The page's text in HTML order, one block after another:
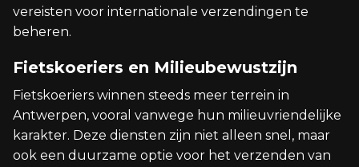
vereisten voor internationale verzendingen te
beheren.
Fietskoeriers en Milieubewustzijn
Fietskoeriers winnen steeds meer terrein in
Antwerpen, vooral vanwege hun milieuvriendelijke
karakter. Deze diensten zijn niet alleen snel, maar
ook een duurzame optie voor het verzenden van